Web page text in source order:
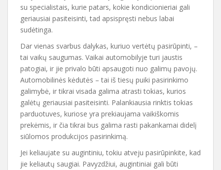
su specialistais, kurie patars, kokie kondicionieriai gali
geriausiai pasiteisinti, tad apsispręsti nebus labai
sudėtinga.
Dar vienas svarbus dalykas, kuriuo vertėtų pasirūpinti, –
tai vaikų saugumas. Vaikai automobilyje turi jaustis
patogiai, ir jie privalo būti apsaugoti nuo galimų pavojų.
Automobilinės kėdutės – tai iš tiesų puiki pasirinkimo
galimybė, ir tikrai visada galima atrasti tokias, kurios
galėtų geriausiai pasiteisinti. Palankiausia rinktis tokias
parduotuves, kuriose yra prekiaujama vaikiškomis
prekėmis, ir čia tikrai bus galima rasti pakankamai didelį
siūlomos produkcijos pasirinkimą.
Jei keliaujate su augintiniu, tokiu atveju pasirūpinkite, kad
jie keliautų saugiai. Pavyzdžiui, augintiniai gali būti